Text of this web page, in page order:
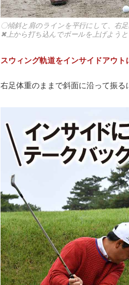
〇傾斜と肩のラインを平行にして、右
✖上から打ち込んでボールを上げよう
スウィング軌道をインサイドアウト
右足体重のままで斜面に沿って振